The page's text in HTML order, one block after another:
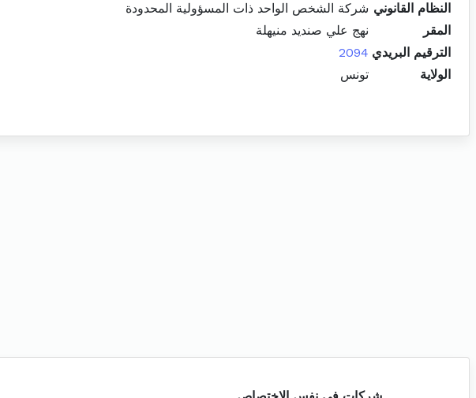
النظام القانوني شركة الشخص الواحد ذات المسؤولية المحدودة
المقر
نهج علي صنديد منيهلة
الترقيم البريدي 2094
الولاية
تونس